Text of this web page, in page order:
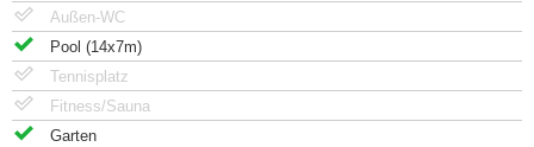
Außen-WC
Pool (14x7m)
Tennisplatz
Fitness/Sauna
Garten